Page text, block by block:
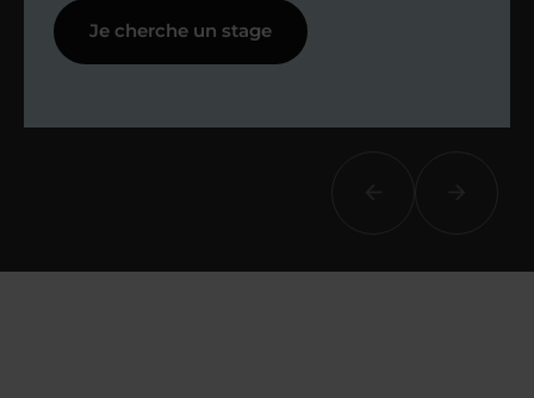
Afin de suivre le travail et les progrès
Je cherche un stage